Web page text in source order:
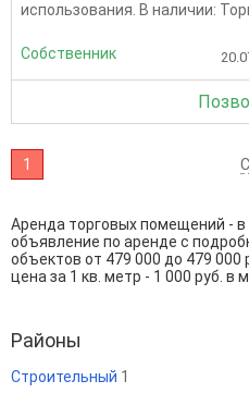
использования. В наличии:
Собственник
1
Аренда торговых помещений - в
объявление по аренде с
объектов от 479 000 до 479 000
цена за 1 кв. метр - 1 000 руб. в
Районы
Строительный 1